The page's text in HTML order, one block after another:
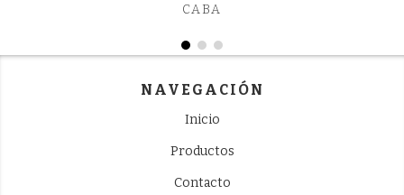
CABA
NAVEGACIÓN
Inicio
Productos
Contacto